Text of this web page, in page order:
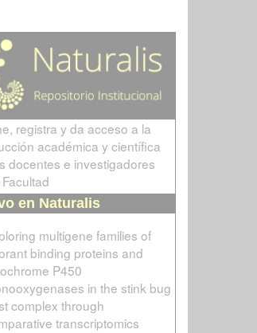
registra y da acceso a la
académica y científica
docentes e investigadores
en Naturalis
multigene families of
binding proteins and
P450
in the stink bug
complex through
transcriptomics